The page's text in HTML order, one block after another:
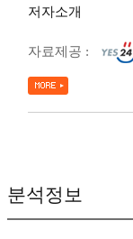
저자소개
자료제공 :
분석정보